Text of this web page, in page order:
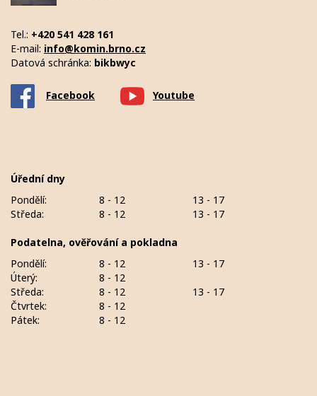
Tel.: +420 541 428 161
E-mail: info@komin.brno.cz
Datová schránka: bikbwyc
Facebook Youtube
Úřední dny
Pondělí:
8 - 12
13 - 17
Středa:
8 - 12 13 - 17
Podatelna, ověřování a pokladna
Pondělí:
8 - 12
13 - 17
Úterý:
8 - 12
Středa:
8 - 12
13 - 17
Čtvrtek:
8 - 12
Pátek:
8 - 12